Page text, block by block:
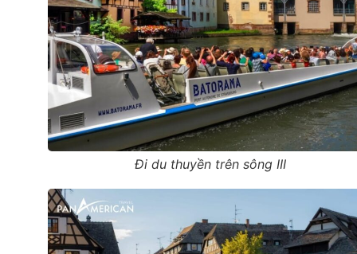
Đi du thuyền trên sông III